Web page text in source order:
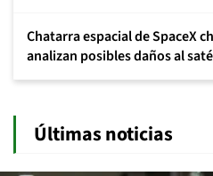
Chatarra espacial de SpaceX
analizan posibles daños al
Últimas noticias